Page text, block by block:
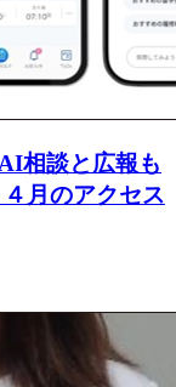
相談と広報も
月のアクセス